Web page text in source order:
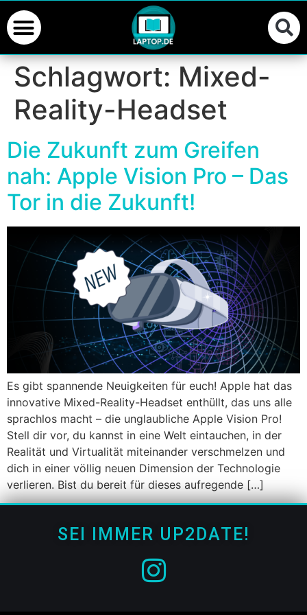
Schlagwort: Mixed-
Reality-Headset
Die Zukunft zum Greifen
nah: Apple Vision Pro – Das
Tor in die Zukunft!
Es gibt spannende Neuigkeiten für euch! Apple hat das
innovative Mixed-Reality-Headset enthüllt, das uns alle
sprachlos macht – die unglaubliche Apple Vision Pro!
Stell dir vor, du kannst in eine Welt eintauchen, in der
Realität und Virtualität miteinander verschmelzen und
dich in einer völlig neuen Dimension der Technologie
verlieren. Bist du bereit für dieses aufregende […]
SEI IMMER UP2DATE!